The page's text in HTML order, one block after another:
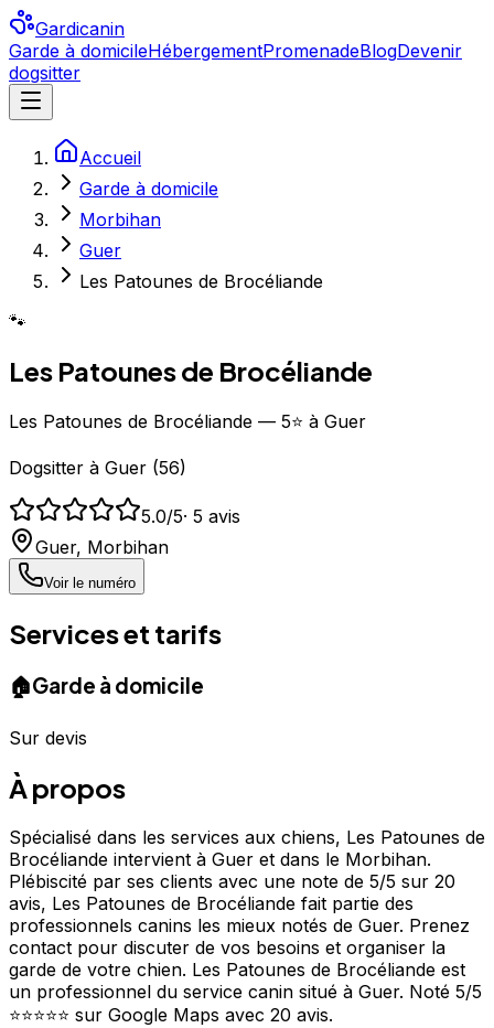
Gardicanin
Garde à domicileHébergementPromenadeBlogDevenir
dogsitter
Accueil
Garde à domicile
Morbihan
Guer
Les Patounes de Brocéliande
🐾
Les Patounes de Brocéliande
Les Patounes de Brocéliande — 5⭐ à Guer
Dogsitter à Guer (56)
5.0/5· 5 avis
Guer, Morbihan
Voir le numéro
Services et tarifs
🏠Garde à domicile
Sur devis
À propos
Spécialisé dans les services aux chiens, Les Patounes de
Brocéliande intervient à Guer et dans le Morbihan.
Plébiscité par ses clients avec une note de 5/5 sur 20
avis, Les Patounes de Brocéliande fait partie des
professionnels canins les mieux notés de Guer. Prenez
contact pour discuter de vos besoins et organiser la
garde de votre chien. Les Patounes de Brocéliande est
un professionnel du service canin situé à Guer. Noté 5/5
⭐⭐⭐⭐⭐ sur Google Maps avec 20 avis.